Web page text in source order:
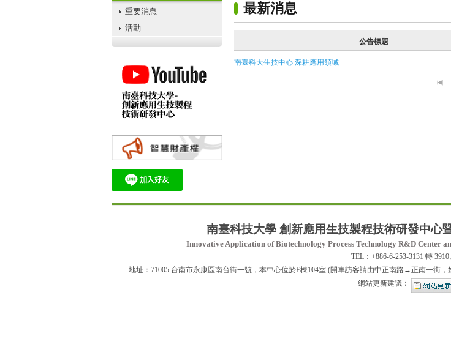
重要消息
活動
最新消息
公告標題
南臺科大生技中心 深耕應用領域
南臺科技大學 創新應用生技製程技術研發中心
Innovative Application of Biotechnology Process Technology R&D Center
TEL：+886-6-253-3131 轉 3910
地址：71005 台南市永康區南台街一號，本中心位於F棟104室 (開車訪客請由中正南路→正南一街
網站更新建議：